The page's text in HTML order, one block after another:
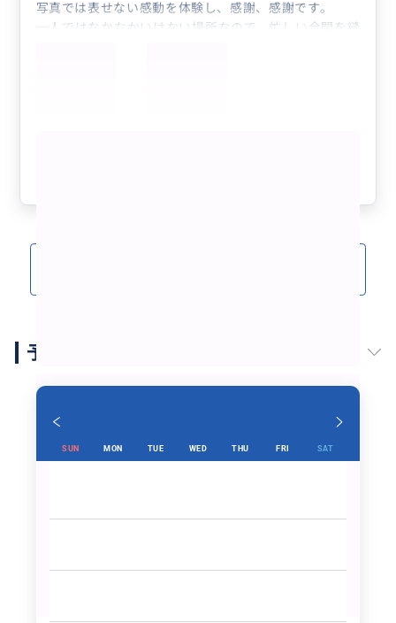
写真では表せない感動を体験し、感謝、感謝です。
一人ではなかなかいけない場所なので、忙しい合間を縫
予約スケジュール
SUN MON TUE WED THU FRI SAT